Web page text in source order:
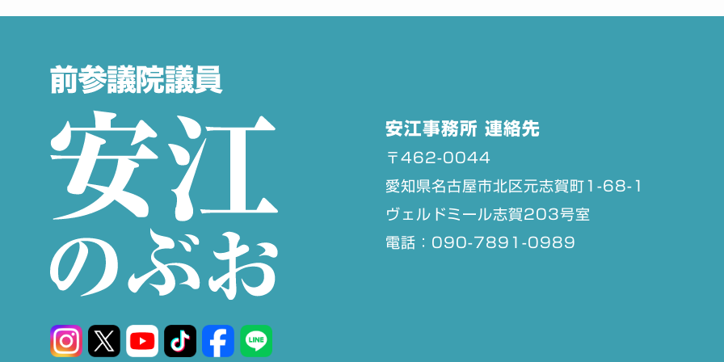
安江事務所 連絡先
〒462-0044
愛知県名古屋市北区元志賀町1-68-1
ヴェルドミール志賀203号室
電話：090-7891-0989